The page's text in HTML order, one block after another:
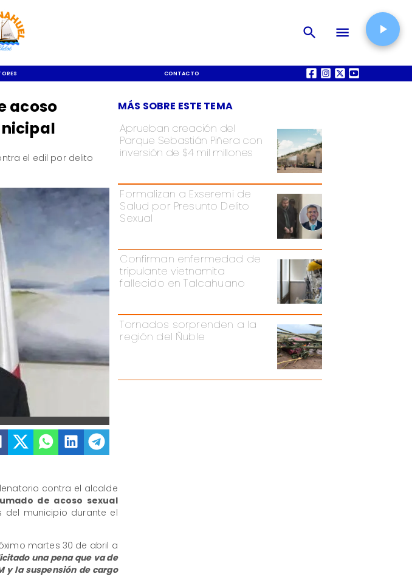
CONTACTO QUIÉNES SOMOS
Aprueban creación del
Parque Sebastián Piñera con
inversión de $4 mil millones
Formalizan a Exseremi de
Salud por Presunto Delito
Sexual
Confirman enfermedad de
tripulante vietnamita
fallecido en Talcahuano
Tornados sorprenden a la
región del Ñuble
MÁS SOBRE ESTE TEMA
acoso
el edil por delito
contra el alcalde
de acoso sexual
del municipio durante el
martes 30 de abril a
una pena que va de
y la suspensión de cargo